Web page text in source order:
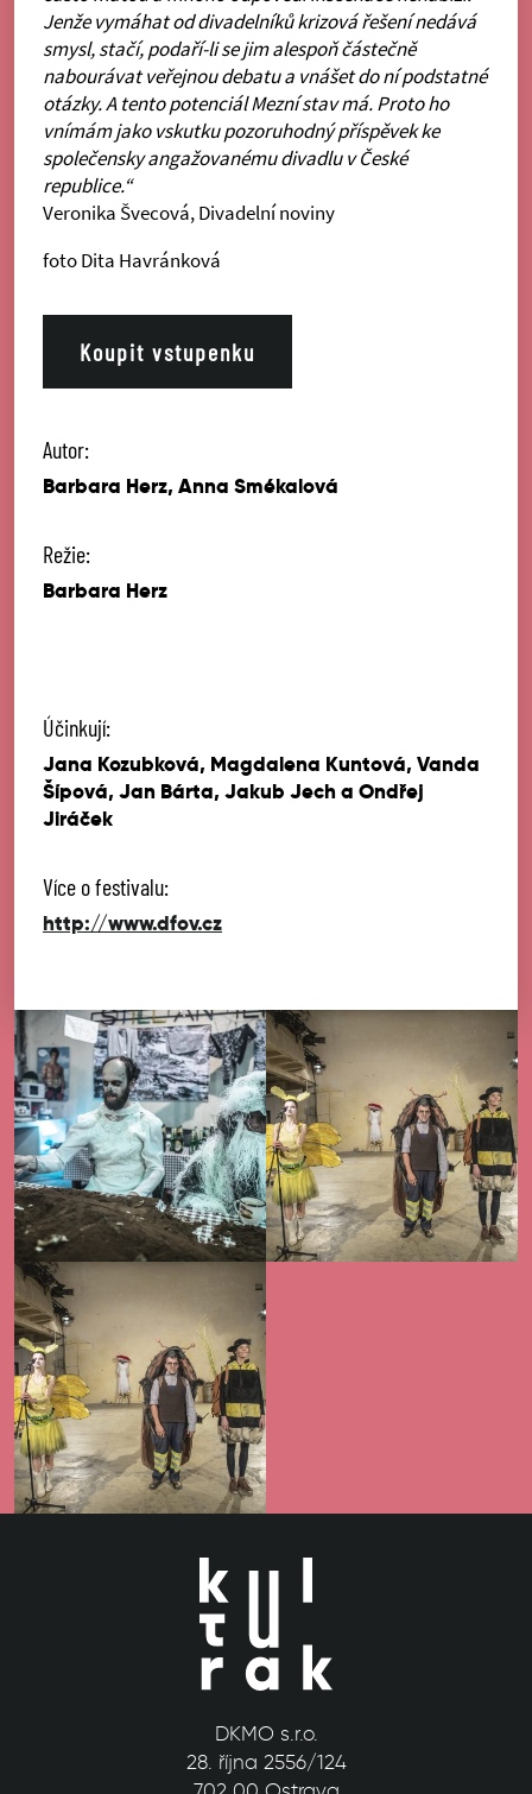
Jenže vymáhat od divadelníků krizová řešení nedává
smysl, stačí, podaří-li se jim alespoň částečně
nabourávat veřejnou debatu a vnášet do ní podstatné
otázky. A tento potenciál Mezní stav má. Proto ho
vnímám jako vskutku pozoruhodný příspěvek ke
společensky angažovanému divadlu v České
republice.“
Veronika Švecová, Divadelní noviny
foto Dita Havránková
Koupit vstupenku
Autor:
Barbara Herz, Anna Smékalová
Režie:
Barbara Herz
Účinkují:
Jana Kozubková, Magdalena Kuntová, Vanda
Šípová, Jan Bárta, Jakub Jech a Ondřej
Jiráček
Více o festivalu:
http://www.dfov.cz
DKMO s.r.o.
28. října 2556/124